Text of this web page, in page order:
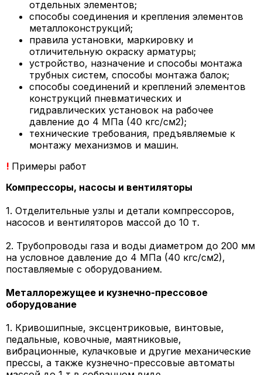
отдельных элементов;
способы соединения и крепления элементов
металлоконструкций;
правила установки, маркировку и
отличительную окраску арматуры;
устройство, назначение и способы монтажа
трубных систем, способы монтажа балок;
способы соединений и креплений элементов
конструкций пневматических и
гидравлических установок на рабочее
давление до 4 МПа (40 кгс/см2);
технические требования, предъявляемые к
монтажу механизмов и машин.
! Примеры работ
Компрессоры, насосы и вентиляторы
1. Отделительные узлы и детали компрессоров,
насосов и вентиляторов массой до 10 т.
2. Трубопроводы газа и воды диаметром до 200 мм
на условное давление до 4 МПа (40 кгс/см2),
поставляемые с оборудованием.
Металлорежущее и кузнечно-прессовое
оборудование
1. Кривошипные, эксцентриковые, винтовые,
педальные, ковочные, маятниковые,
вибрационные, кулачковые и другие механические
прессы, а также кузнечно-прессовые автоматы